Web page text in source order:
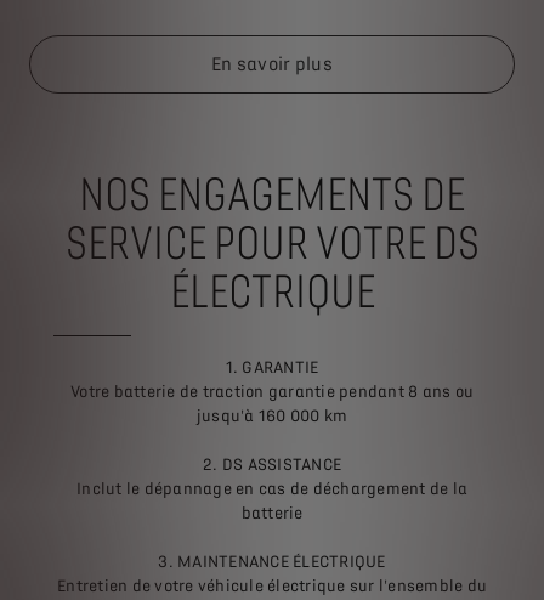
En savoir plus
NOS ENGAGEMENTS DE
SERVICE POUR VOTRE DS
ÉLECTRIQUE
1. GARANTIE
Votre batterie de traction garantie pendant 8 ans ou
jusqu'à 160 000 km
2. DS ASSISTANCE
Inclut le dépannage en cas de déchargement de la
batterie
3. MAINTENANCE ÉLECTRIQUE
Entretien de votre véhicule électrique sur l'ensemble du